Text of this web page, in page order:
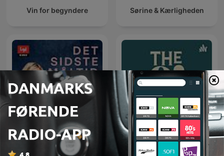
Vin for begyndere Sørine & Kærligheden
Det sidste måltid The97sPodcast